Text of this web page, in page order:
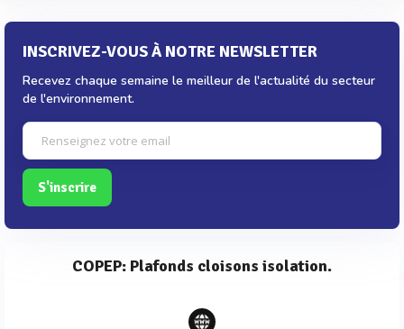
INSCRIVEZ-VOUS À NOTRE NEWSLETTER
Recevez chaque semaine le meilleur de l'actualité du secteur
de l'environnement.
S'inscrire
COPEP: Plafonds cloisons isolation.